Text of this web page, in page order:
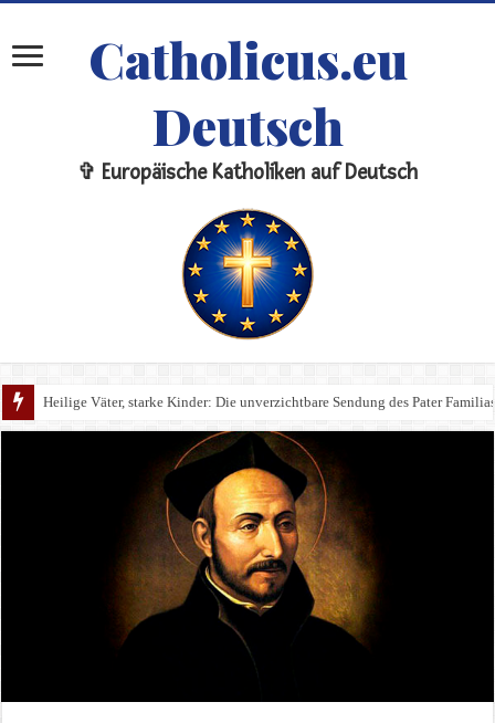
Catholicus.eu
Deutsch
✞ Europäische Katholiken auf Deutsch
Heilige Väter, starke Kinder: Die unverzichtbare Sendung des Pater